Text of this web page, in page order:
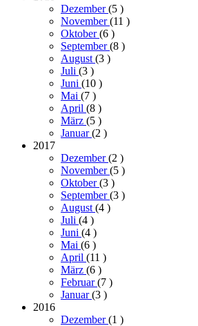
Dezember(5 )
November(11 )
Oktober(6 )
September(8 )
August (3 )
Juli (3 )
Juni (10 )
Mai (7 )
April (8 )
März (5 )
Januar(2 )
2017
Dezember(2 )
November(5 )
Oktober(3 )
September(3 )
August (4 )
Juli (4 )
Juni (4 )
Mai (6 )
April (11 )
März (6 )
Februar(7 )
Januar(3 )
2016
Dezember(1 )